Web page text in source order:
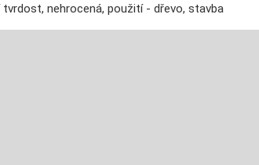
nehrocená, použití - dřevo, stavba